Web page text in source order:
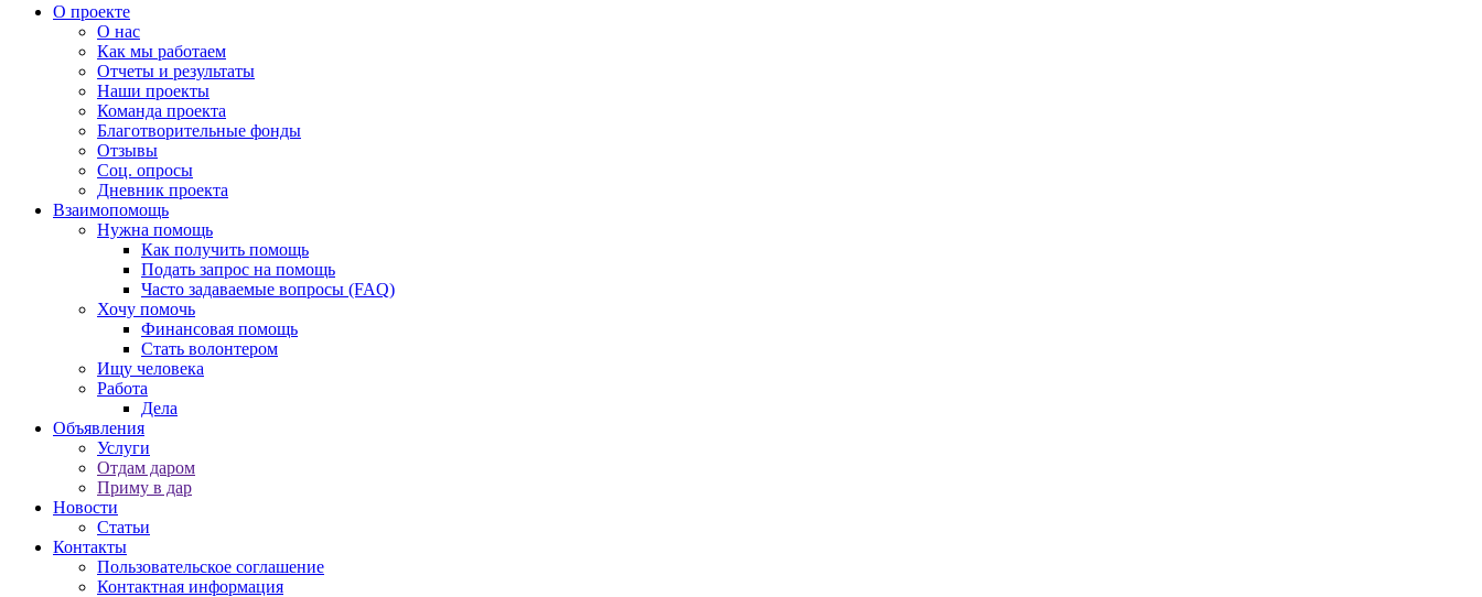
О проекте
О нас
Как мы работаем
Отчеты и результаты
Наши проекты
Команда проекта
Благотворительные фонды
Отзывы
Соц. опросы
Дневник проекта
Взаимопомощь
Нужна помощь
Как получить помощь
Подать запрос на помощь
Часто задаваемые вопросы (FAQ)
Хочу помочь
Финансовая помощь
Стать волонтером
Ищу человека
Работа
Дела
Объявления
Услуги
Отдам даром
Приму в дар
Новости
Статьи
Контакты
Пользовательское соглашение
Контактная информация